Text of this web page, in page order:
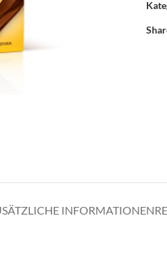
INFORMATIONEN